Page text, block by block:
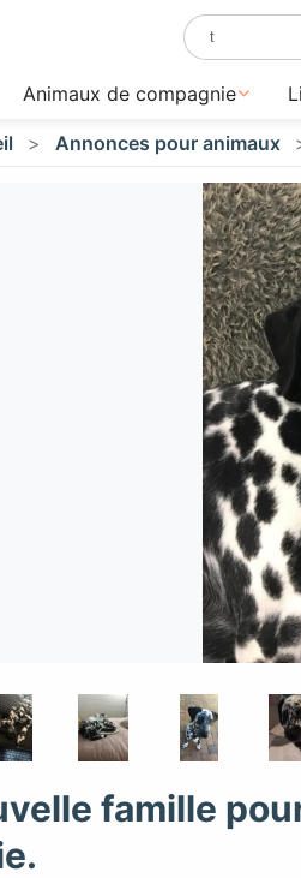
Animaux de compagnie
Annonces pour animaux
famille